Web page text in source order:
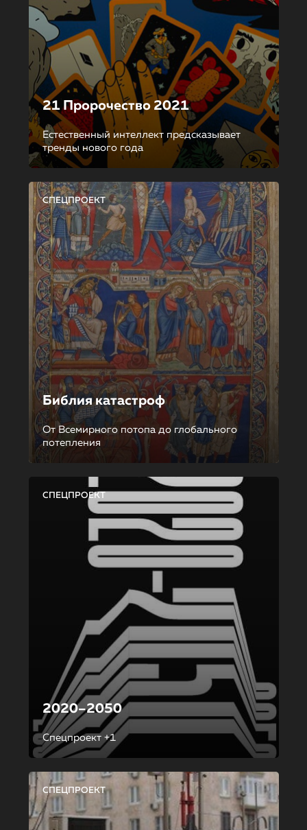
21 Пророчество 2021
Естественный интеллект предсказывает
тренды нового года
СПЕЦПРОЕКТ
Библия катастроф
От Всемирного потопа до глобального
потепления
СПЕЦПРОЕКТ
2020–2050
Спецпроект +1
СПЕЦПРОЕКТ